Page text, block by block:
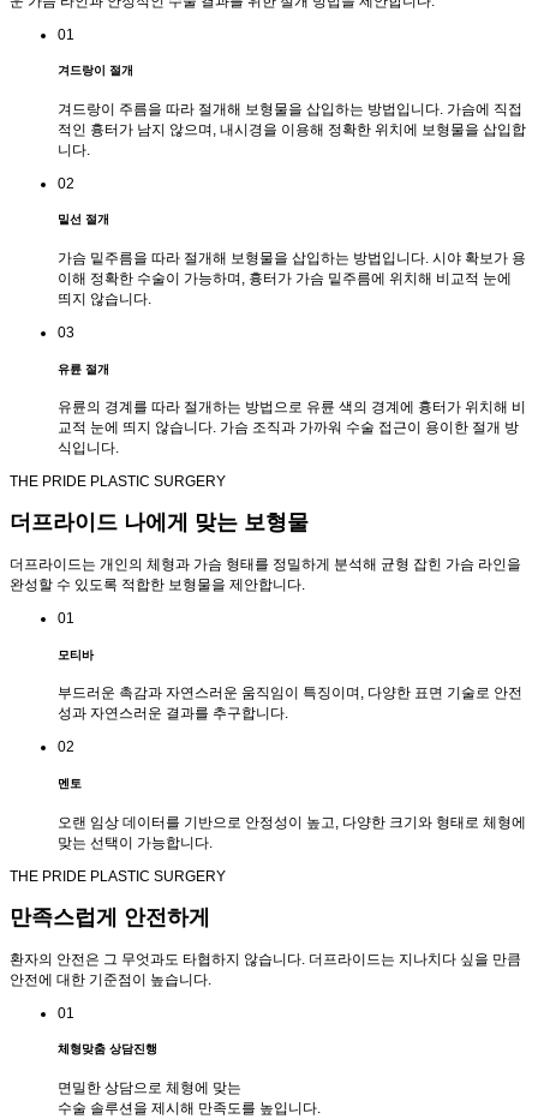
01
겨드랑이 절개
겨드랑이 주름을 따라 절개해 보형물을 삽입하는 방법입니다. 가슴에 직접
적인 흉터가 남지 않으며, 내시경을 이용해 정확한 위치에 보형물을 삽입합
니다.
02
밑선 절개
가슴 밑주름을 따라 절개해 보형물을 삽입하는 방법입니다. 시야 확보가 용
이해 정확한 수술이 가능하며, 흉터가 가슴 밑주름에 위치해 비교적 눈에
띄지 않습니다.
03
유륜 절개
유륜의 경계를 따라 절개하는 방법으로 유륜 색의 경계에 흉터가 위치해 비
교적 눈에 띄지 않습니다. 가슴 조직과 가까워 수술 접근이 용이한 절개 방
식입니다.
THE PRIDE PLASTIC SURGERY
더프라이드 나에게 맞는 보형물
더프라이드는 개인의 체형과 가슴 형태를 정밀하게 분석해 균형 잡힌 가슴 라인을
완성할 수 있도록 적합한 보형물을 제안합니다.
01
모티바
부드러운 촉감과 자연스러운 움직임이 특징이며, 다양한 표면 기술로 안전
성과 자연스러운 결과를 추구합니다.
02
멘토
오랜 임상 데이터를 기반으로 안정성이 높고, 다양한 크기와 형태로 체형에
맞는 선택이 가능합니다.
THE PRIDE PLASTIC SURGERY
만족스럽게 안전하게
환자의 안전은 그 무엇과도 타협하지 않습니다. 더프라이드는 지나치다 싶을 만큼
안전에 대한 기준점이 높습니다.
01
체형맞춤 상담진행
면밀한 상담으로 체형에 맞는
수술 솔루션을 제시해 만족도를 높입니다.